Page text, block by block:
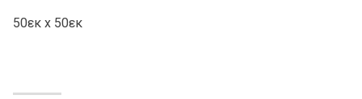
50εκ x 50εκ